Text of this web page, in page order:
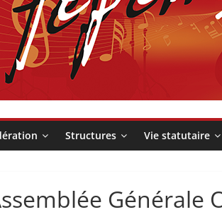
Structures Vie statutaire
Générale